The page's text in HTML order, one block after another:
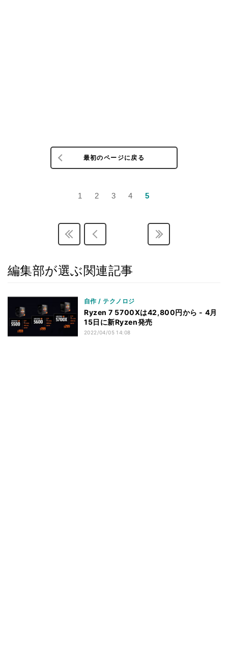
最初のページに戻る
1 2 3 4 5
編集部が選ぶ関連記事
自作 / テクノロジ
Ryzen 7 5700Xは42,800円から - 4月
15日に新Ryzen発売
2022/04/05 14:08